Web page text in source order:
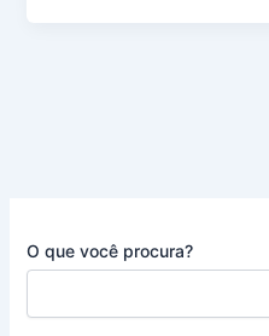
REGULAR)
O que você procura?